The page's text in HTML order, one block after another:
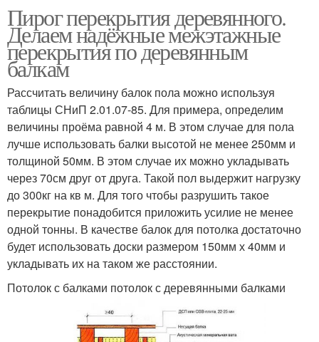
Пирог перекрытия деревянного.
Делаем надёжные межэтажные
перекрытия по деревянным
балкам
Рассчитать величину балок пола можно используя
таблицы СНиП 2.01.07-85. Для примера, определим
величины проёма равной 4 м. В этом случае для пола
лучше использовать балки высотой не менее 250мм и
толщиной 50мм. В этом случае их можно укладывать
через 70см друг от друга. Такой пол выдержит нагрузку
до 300кг на кв м. Для того чтобы разрушить такое
перекрытие понадобится приложить усилие не менее
одной тонны. В качестве балок для потолка достаточно
будет использовать доски размером 150мм х 40мм и
укладывать их на таком же расстоянии.
Потолок с балками потолок с деревянными балками